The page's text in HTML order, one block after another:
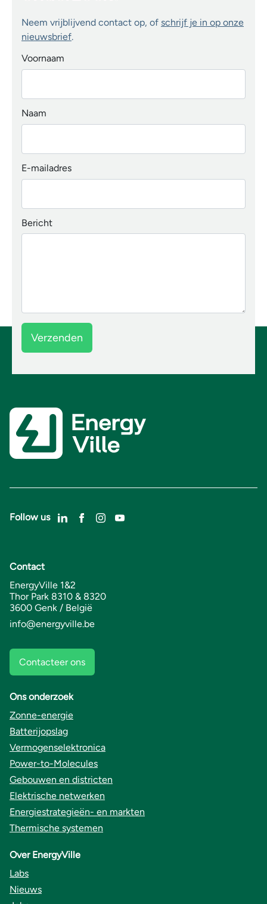
Neem vrijblijvend contact op, of schrijf je in op onze
nieuwsbrief.
Voornaam
Naam
E-mailadres
Bericht
Follow us
Contact
EnergyVille 1&2
Thor Park 8310 & 8320
3600 Genk / België
info@energyville.be
Contacteer ons
Ons onderzoek
Zonne-energie
Batterijopslag
Vermogenselektronica
Power-to-Molecules
Gebouwen en districten
Elektrische netwerken
Energiestrategieën- en markten
Thermische systemen
Over EnergyVille
Labs
Nieuws